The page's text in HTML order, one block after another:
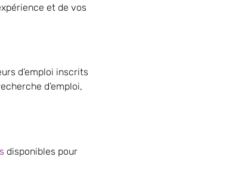
et de vos
d’emploi inscrits
d’emploi,
disponibles pour